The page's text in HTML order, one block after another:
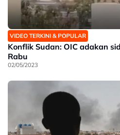
VIDEO TERKINI & POPULAR
Konflik Sudan: OIC adakan
Rabu
02/05/2023